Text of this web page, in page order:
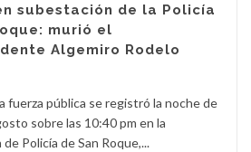
subestación de la Policía
murió el
Algemiro Rodelo
fuerza pública se registró la noche de
sobre las 10:40 pm en la
Policía de San Roque,...